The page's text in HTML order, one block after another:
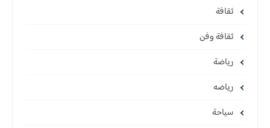
ثقافة
ثقافة وفن
رياضة
رياضه
سياحة